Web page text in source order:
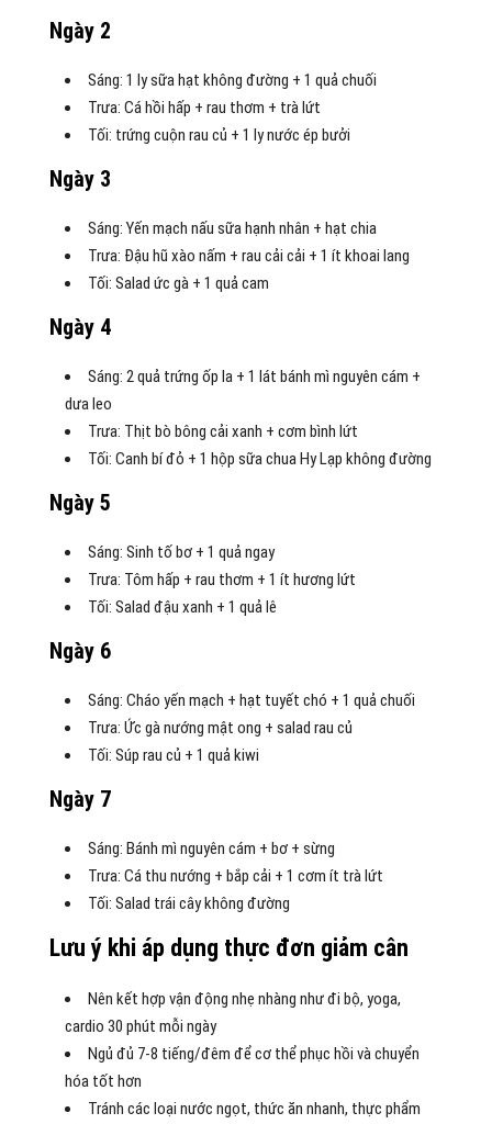
Ngày 2
Sáng: 1 ly sữa hạt không đường + 1 quả chuối
Trưa: Cá hồi hấp + rau thơm + trà lứt
Tối: trứng cuộn rau củ + 1 ly nước ép bưởi
Ngày 3
Sáng: Yến mạch nấu sữa hạnh nhân + hạt chia
Trưa: Đậu hũ xào nấm + rau cải cải + 1 ít khoai lang
Tối: Salad ức gà + 1 quả cam
Ngày 4
Sáng: 2 quả trứng ốp la + 1 lát bánh mì nguyên cám +
dưa leo
Trưa: Thịt bò bông cải xanh + cơm bình lứt
Tối: Canh bí đỏ + 1 hộp sữa chua Hy Lạp không đường
Ngày 5
Sáng: Sinh tố bơ + 1 quả ngay
Trưa: Tôm hấp + rau thơm + 1 ít hương lứt
Tối: Salad đậu xanh + 1 quả lê
Ngày 6
Sáng: Cháo yến mạch + hạt tuyết chó + 1 quả chuối
Trưa: Ức gà nướng mật ong + salad rau củ
Tối: Súp rau củ + 1 quả kiwi
Ngày 7
Sáng: Bánh mì nguyên cám + bơ + sừng
Trưa: Cá thu nướng + bắp cải + 1 cơm ít trà lứt
Tối: Salad trái cây không đường
Lưu ý khi áp dụng thực đơn giảm cân
Nên kết hợp vận động nhẹ nhàng như đi bộ, yoga,
cardio 30 phút mỗi ngày
Ngủ đủ 7-8 tiếng/đêm để cơ thể phục hồi và chuyển
hóa tốt hơn
Tránh các loại nước ngọt, thức ăn nhanh, thực phẩm